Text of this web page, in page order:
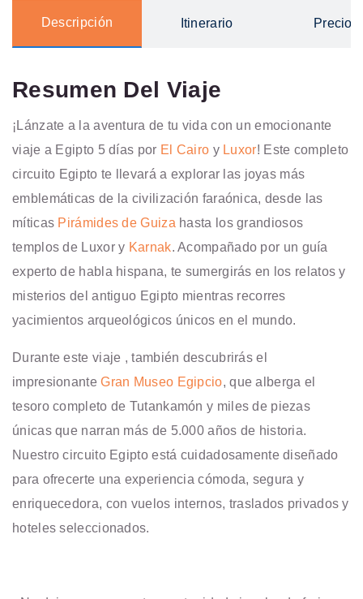
Descripción Itinerario Precios
Resumen Del Viaje
¡Lánzate a la aventura de tu vida con un emocionante
viaje a Egipto 5 días por El Cairo y Luxor! Este completo
circuito Egipto te llevará a explorar las joyas más
emblemáticas de la civilización faraónica, desde las
míticas Pirámides de Guiza hasta los grandiosos
templos de Luxor y Karnak. Acompañado por un guía
experto de habla hispana, te sumergirás en los relatos y
misterios del antiguo Egipto mientras recorres
yacimientos arqueológicos únicos en el mundo.
Durante este viaje , también descubrirás el
impresionanteGran Museo Egipcio, que alberga el
tesoro completo de Tutankamón y miles de piezas
únicas que narran más de 5.000 años de historia.
Nuestro circuito Egipto está cuidadosamente diseñado
para ofrecerte una experiencia cómoda, segura y
enriquecedora, con vuelos internos, traslados privados y
hoteles seleccionados.